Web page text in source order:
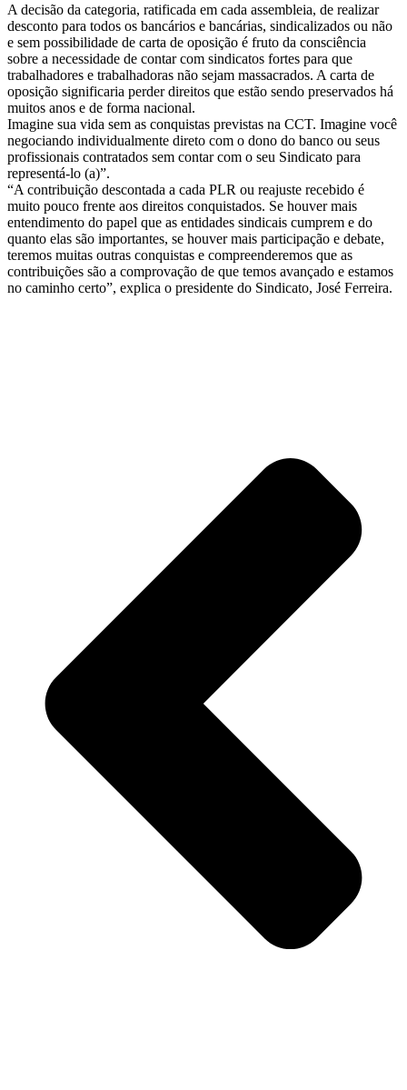
A decisão da categoria, ratificada em cada assembleia, de realizar
desconto para todos os bancários e bancárias, sindicalizados ou não
e sem possibilidade de carta de oposição é fruto da consciência
sobre a necessidade de contar com sindicatos fortes para que
trabalhadores e trabalhadoras não sejam massacrados. A carta de
oposição significaria perder direitos que estão sendo preservados há
muitos anos e de forma nacional.
Imagine sua vida sem as conquistas previstas na CCT. Imagine você
negociando individualmente direto com o dono do banco ou seus
profissionais contratados sem contar com o seu Sindicato para
representá-lo (a)”.
“A contribuição descontada a cada PLR ou reajuste recebido é
muito pouco frente aos direitos conquistados. Se houver mais
entendimento do papel que as entidades sindicais cumprem e do
quanto elas são importantes, se houver mais participação e debate,
teremos muitas outras conquistas e compreenderemos que as
contribuições são a comprovação de que temos avançado e estamos
no caminho certo”, explica o presidente do Sindicato, José Ferreira.